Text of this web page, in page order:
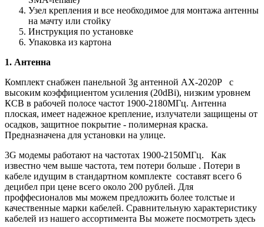
Узел крепления и все необходимое для монтажа антенны
на мачту или стойку
Инструкция по установке
Упаковка из картона
1. Антенна
Комплект снабжен панельной 3g антенной AX-2020P с
высоким коэффициентом усиления (20dBi), низким уровнем
КСВ в рабочей полосе частот 1900-2180МГц. Антенна
плоская, имеет надежное крепление, излучатели защищены от
осадков, защитное покрытие - полимерная краска.
Предназначена для установки на улице.
3G модемы работают на частотах 1900-2150МГц. Как
известно чем выше частота, тем потери больше . Потери в
кабеле идущим в стандартном комплекте составят всего 6
децибел при цене всего около 200 рублей. Для
проффесионалов мы можем предложить более толстые и
качественные марки кабелей. Сравнительную характеристику
кабелей из нашего ассортимента Вы можете посмотреть здесь